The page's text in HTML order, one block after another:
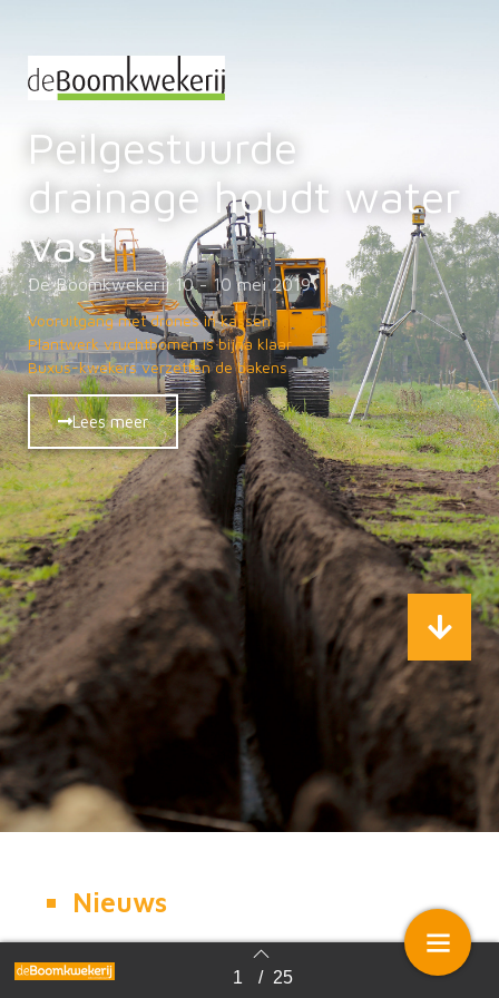
Terug naar overzicht 1 / 25
Peilgestuurde
drainage houdt water
vast
De Boomkwekerij 10 - 10 mei 2019
Vooruitgang met drones in kassen
Plantwerk vruchtbomen is bijna klaar
Buxus-kwekers verzetten de bakens
Lees meer
Nieuws
Jan-Dieter Bruns: 'Prijsverhoging